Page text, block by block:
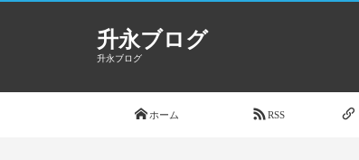
升永ブログ
升永ブログ
ホーム RSS